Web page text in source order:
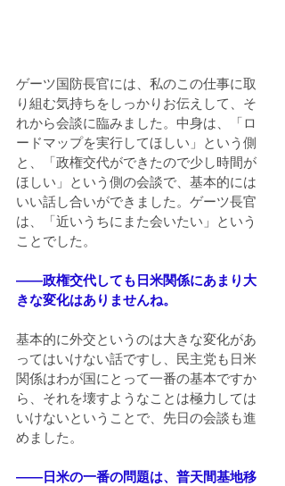
ゲーツ国防長官には、私のこの仕事に取
り組む気持ちをしっかりお伝えして、そ
れから会談に臨みました。中身は、「ロ
ードマップを実行してほしい」という側
と、「政権交代ができたので少し時間が
ほしい」という側の会談で、基本的には
いい話し合いができました。ゲーツ長官
は、「近いうちにまた会いたい」という
ことでした。
――政権交代しても日米関係にあまり大
きな変化はありませんね。
基本的に外交というのは大きな変化があ
ってはいけない話ですし、民主党も日米
関係はわが国にとって一番の基本ですか
ら、それを壊すようなことは極力しては
いけないということで、先日の会談も進
めました。
――日米の一番の問題は、普天間基地移